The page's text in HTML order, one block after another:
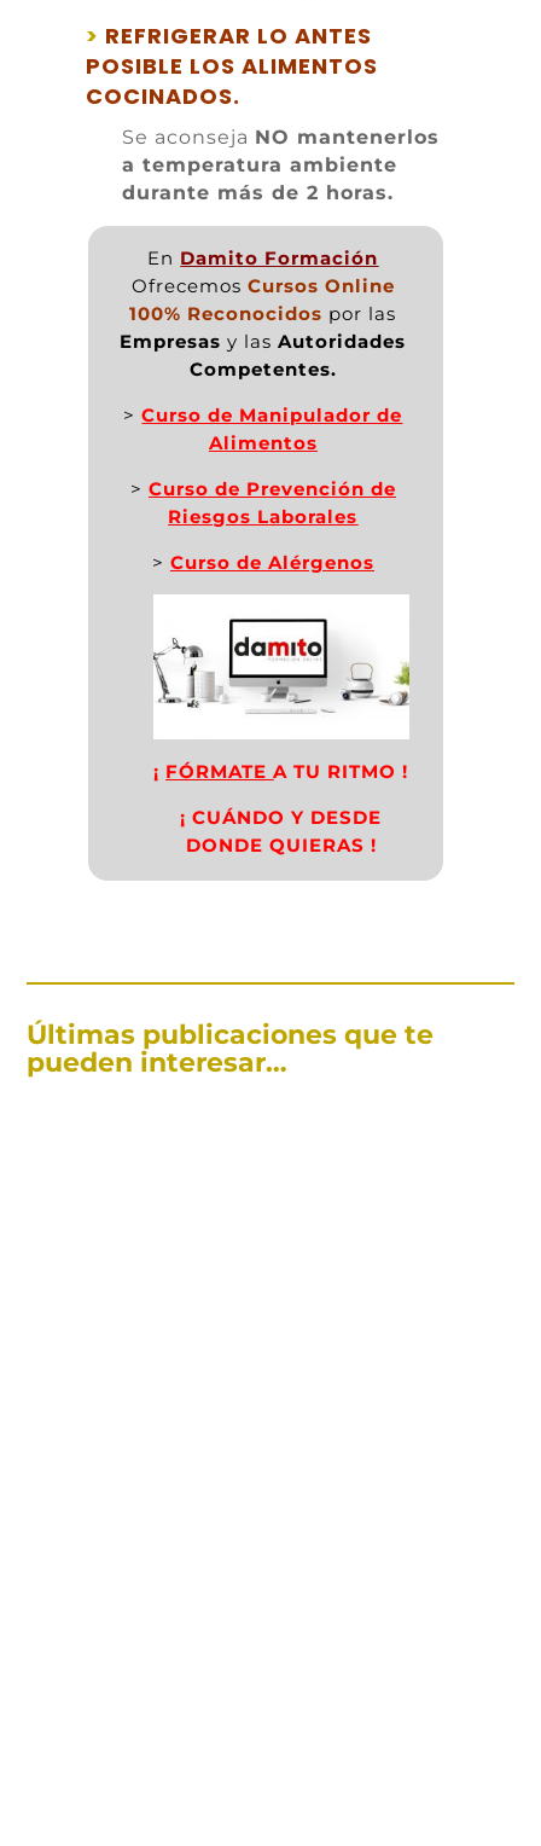
> REFRIGERAR LO ANTES
POSIBLE LOS ALIMENTOS
COCINADOS.
Se aconseja NO mantenerlos
a temperatura ambiente
durante más de 2 horas.
En Damito Formación
Ofrecemos Cursos Online
100% Reconocidos por las
Empresas y lasAutoridades
Competentes.
>Curso de Manipulador de
Alimentos
> Curso de Prevención de
Riesgos Laborales
> Curso de Alérgenos
¡ FÓRMATE A TU RITMO !
¡ CUÁNDO Y DESDE
DONDE QUIERAS !
Últimas publicaciones que te
pueden interesar…